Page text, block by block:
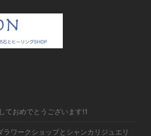
ておめでとうございます!1
ラワークショップとシャンカリジュエリ